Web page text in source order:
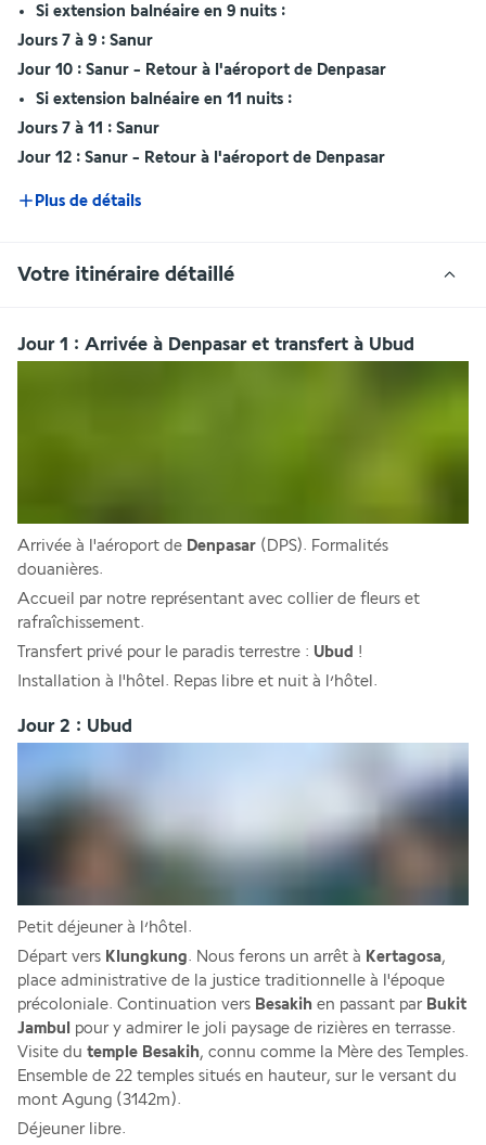
Si extension balnéaire en 9 nuits :
Jours 7 à 9 : Sanur
Jour 10 : Sanur - Retour à l'aéroport de Denpasar
Si extension balnéaire en 11 nuits :
Jours 7 à 11 : Sanur
Jour 12 : Sanur - Retour à l'aéroport de Denpasar
Plus de détails
Votre itinéraire détaillé
Jour 1 : Arrivée à Denpasar et transfert à Ubud
Arrivée à l'aéroport de Denpasar (DPS). Formalités
douanières.
Accueil par notre représentant avec collier de fleurs et
rafraîchissement.
Transfert privé pour le paradis terrestre : Ubud !
Installation à l'hôtel. Repas libre et nuit à l’hôtel.
Jour 2 : Ubud
Petit déjeuner à l’hôtel.
Départ vers Klungkung. Nous ferons un arrêt à Kertagosa,
place administrative de la justice traditionnelle à l'époque
précoloniale. Continuation vers Besakih en passant par Bukit
Jambul pour y admirer le joli paysage de rizières en terrasse.
Visite du temple Besakih, connu comme la Mère des Temples.
Ensemble de 22 temples situés en hauteur, sur le versant du
mont Agung (3142m).
Déjeuner libre.